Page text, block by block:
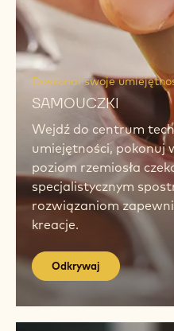
Poznaj czekoladowe
pobudzają
wyroby cukiernicze
smakom. Podsycaj
tekstur.
Odkrywaj
Doskonal swoje
SAMOUCZKI
Odkrywaj
Odkrywaj